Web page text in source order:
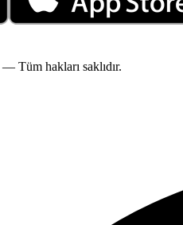
— Tüm hakları saklıdır.